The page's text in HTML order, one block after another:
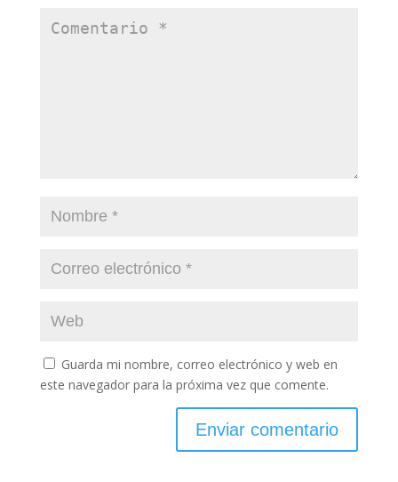
Guarda mi nombre, correo electrónico y web en
este navegador para la próxima vez que comente.